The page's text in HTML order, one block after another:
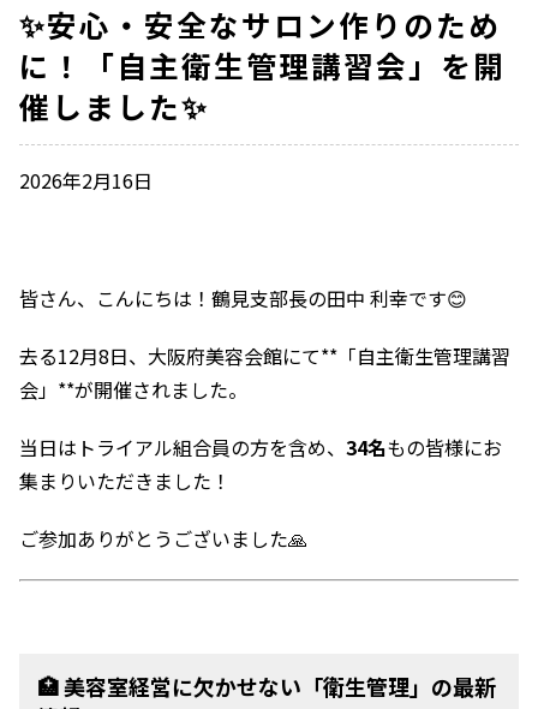
✨安心・安全なサロン作りのため
に！「自主衛生管理講習会」を開
催しました✨
2026年2月16日
皆さん、こんにちは！鶴見支部長の田中 利幸です😊
去る12月8日、大阪府美容会館にて**「自主衛生管理講習
会」**が開催されました。
当日はトライアル組合員の方を含め、 34名もの皆様にお
集まりいただきました！
ご参加ありがとうございました🙏
🏥 美容室経営に欠かせない「衛生管理」の最新